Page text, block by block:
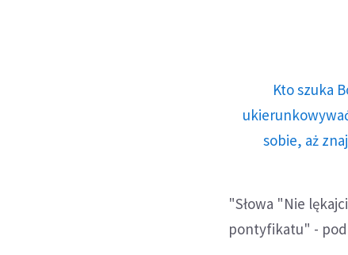
Kto szuka
sobie, aż
"Słowa "Nie
pontyfikatu" -